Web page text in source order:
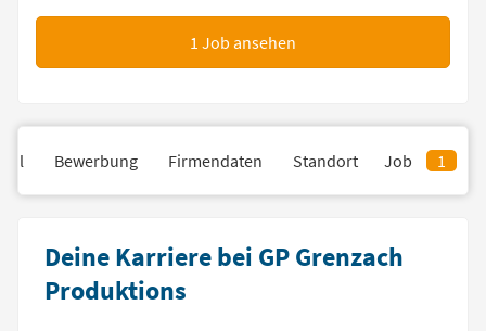
1 Job ansehen
Bewerbung Firmendaten Standort Job 1
Deine Karriere bei GP Grenzach
Produktions